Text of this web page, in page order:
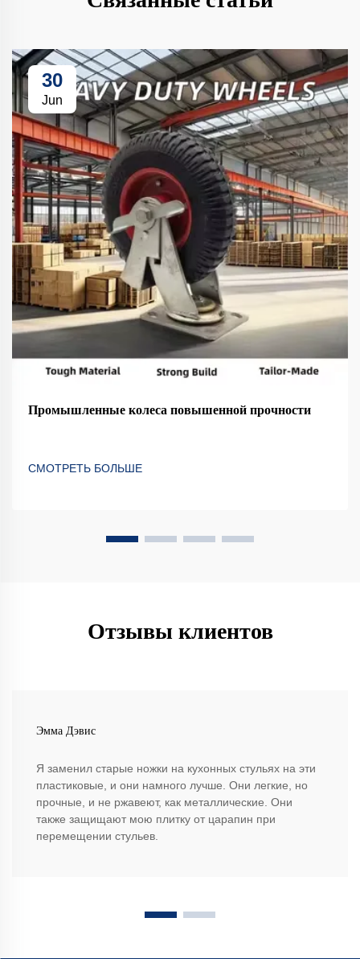
30
Jun
Промышленные колеса повышенной прочности
СМОТРЕТЬ БОЛЬШЕ
Отзывы клиентов
Эмма Дэвис
Я заменил старые ножки на кухонных стульях на эти
пластиковые, и они намного лучше. Они легкие, но
прочные, и не ржавеют, как металлические. Они
также защищают мою плитку от царапин при
перемещении стульев.